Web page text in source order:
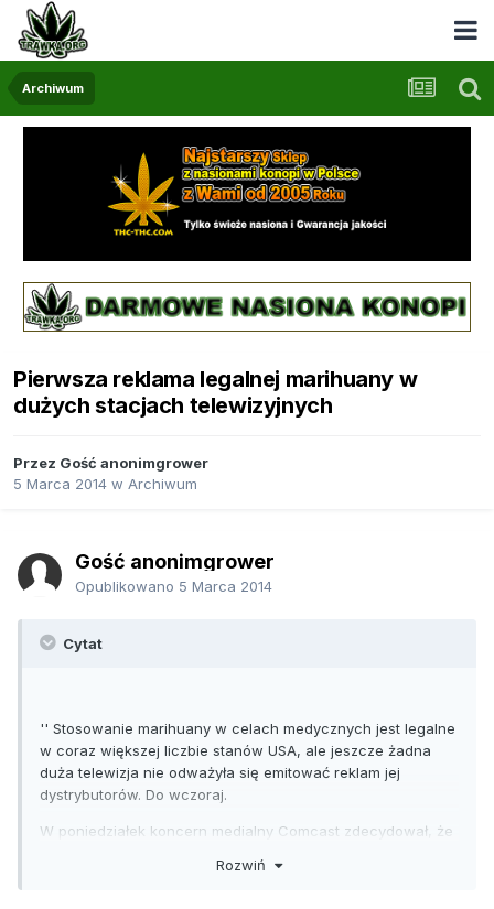
Archiwum
Pierwsza reklama legalnej marihuany w
dużych stacjach telewizyjnych
Przez Gość anonimgrower
5 Marca 2014 w Archiwum
Gość anonimgrower
Opublikowano 5 Marca 2014
Cytat
'' Stosowanie marihuany w celach medycznych jest legalne
w coraz większej liczbie stanów USA, ale jeszcze żadna
duża telewizja nie odważyła się emitować reklam jej
dystrybutorów. Do wczoraj.
W poniedziałek koncern medialny Comcast zdecydował, że
MarijuanaDoctors.com - donosi magazyn "Verge". Jej emisję
Rozwiń